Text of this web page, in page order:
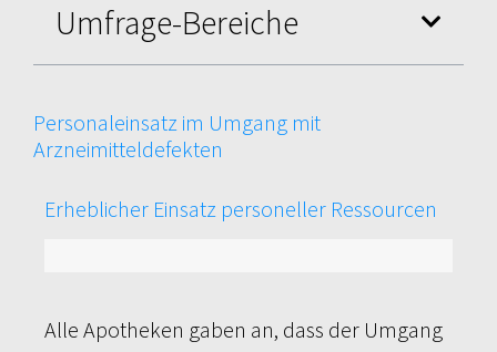
Umfrage-Bereiche
Personaleinsatz im Umgang mit
Arzneimitteldefekten
Erheblicher Einsatz personeller Ressourcen
Alle Apotheken gaben an, dass der Umgang